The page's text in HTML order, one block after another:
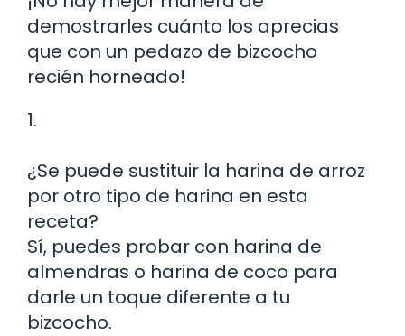
demostrarles cuánto los aprecias
que con un pedazo de bizcocho
recién horneado!
1.
¿Se puede sustituir la harina de arroz
por otro tipo de harina en esta
receta?
Sí, puedes probar con harina de
almendras o harina de coco para
darle un toque diferente a tu
bizcocho.